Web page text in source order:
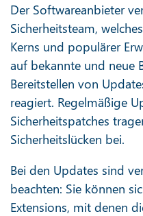
Der Softwareanbieter
Sicherheitsteam,
Kerns und populärer
auf bekannte und neue
Bereitstellen von
reagiert. Regelmäßige
Sicherheitspatches
Sicherheitslücken bei.
Bei den Updates sind
beachten: Sie können
Extensions, mit denen